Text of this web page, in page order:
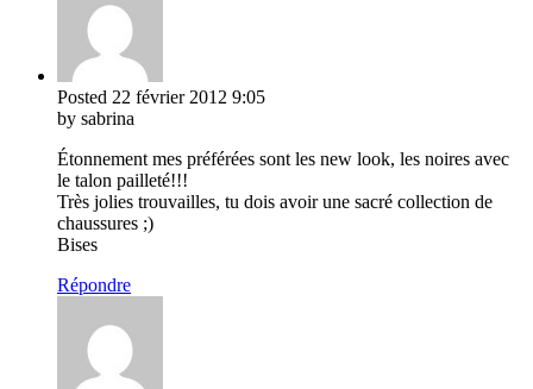
Posted 22 février 2012 9:05
by sabrina
Étonnement mes préférées sont les new look, les noires avec
le talon pailleté!!!
Très jolies trouvailles, tu dois avoir une sacré collection de
chaussures ;)
Bises
Répondre